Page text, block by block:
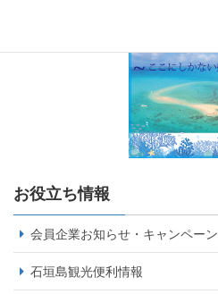
お役立ち情報
会員企業お知らせ・キャンペーン
石垣島観光便利情報